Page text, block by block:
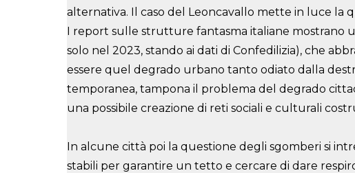
alternativa. Il caso del Leoncavallo mette in luce la
I report sulle strutture fantasma italiane mostrano
solo nel 2023, stando ai dati di Confedilizia), che
essere quel degrado urbano tanto odiato dalla
temporanea, tampona il problema del degrado
una possibile creazione di reti sociali e culturali
In alcune città poi la questione degli sgomberi si
stabili per garantire un tetto e cercare di dare